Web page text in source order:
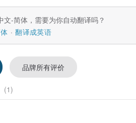
文-简体，需要为你自动翻译吗？
翻译成英语
品牌所有评价
(1)